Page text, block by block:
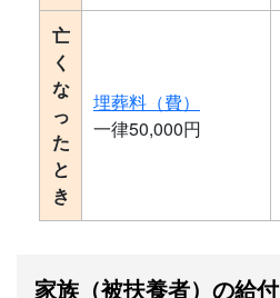
亡
く
な
っ
た
と
き
埋葬料（費）
一律50,000円
家族（被扶養者）の給付